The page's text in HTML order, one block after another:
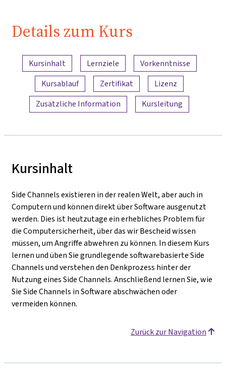
Details zum Kurs
Inhaltsübersicht
Kursinhalt Lernziele
Vorkenntnisse
Kursablauf
Zertifikat
Lizenz
Zusätzliche Information
Kursleitung
Kursinhalt
Side Channels existieren in der realen Welt, aber auch in
Computern und können direkt über Software ausgenutzt
werden. Dies ist heutzutage ein erhebliches Problem für
die Computersicherheit, über das wir Bescheid wissen
müssen, um Angriffe abwehren zu können. In diesem Kurs
lernen und üben Sie grundlegende softwarebasierte Side
Channels und verstehen den Denkprozess hinter der
Nutzung eines Side Channels. Anschließend lernen Sie, wie
Sie Side Channels in Software abschwächen oder
vermeiden können.
Zurück zur Navigation